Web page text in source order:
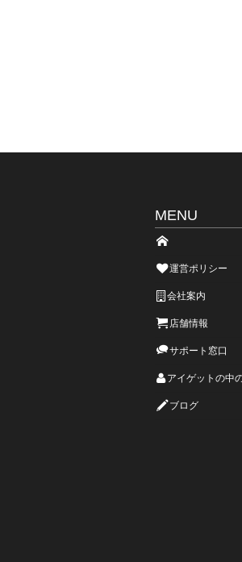
MENU
運営ポリシー
会社案内
店舗情報
サポート窓口
アイゲットの中
ブログ